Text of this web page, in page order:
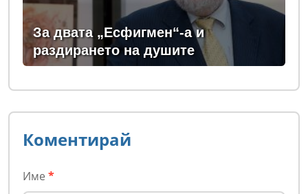
За двата „Есфигмен“-а и
раздирането на душите
Коментирай
Име *